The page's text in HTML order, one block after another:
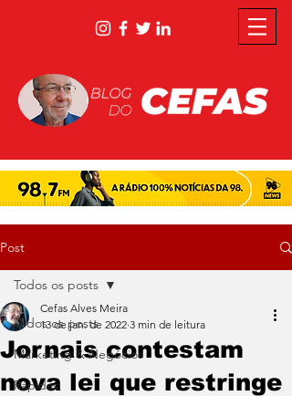
Post
Todos os posts
Marketing & Negócios
Rápidas
Todos os posts
Jornais contestam
nova lei que restringe
Cefas Alves Meira
13 de jan. de 2022 3 min de leitura